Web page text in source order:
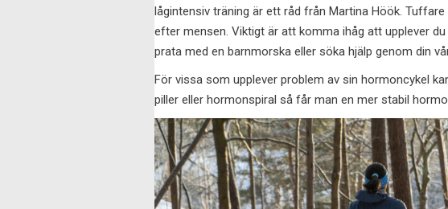
lågintensiv träning är ett råd från Martina Höök.
efter mensen. Viktigt är att komma ihåg att upplever
prata med en barnmorska eller söka hjälp genom din
För vissa som upplever problem av sin hormoncykel
piller eller hormonspiral så får man en mer stabil